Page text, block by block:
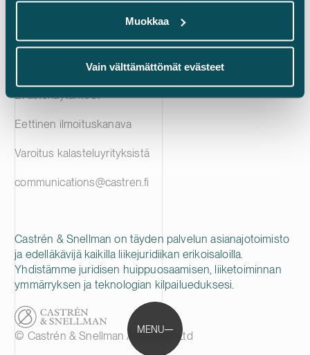
Muokkaa
Vain välttämättömät evästeet
MENU
Castrén & Snellman on täyden palvelun asianajotoimisto
ja edelläkävijä kaikilla liikejuridiikan erikoisaloilla.
Yhdistämme juridisen huippuosaamisen, liiketoiminnan
ymmärryksen ja teknologian kilpailueduksesi.
© Castrén & Snellman Attorneys Ltd
Yleiset sopimusehdot
Oikeudellinen tiedonanto
Tietosuojailmoitus
Evästekäytänteet
Eettinen ilmoituskanava
Varoitus kalasteluyrityksistä
communications@castren.fi